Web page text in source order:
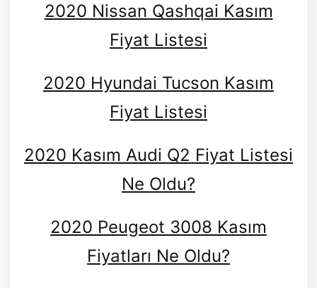
2020 Nissan Qashqai Kasım
Fiyat Listesi
2020 Hyundai Tucson Kasım
Fiyat Listesi
2020 Kasım Audi Q2 Fiyat Listesi
Ne Oldu?
2020 Peugeot 3008 Kasım
Fiyatları Ne Oldu?